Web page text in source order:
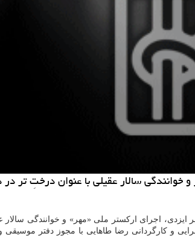
و خوانندگی سالار عقیلی با عنوان درختِ
و كارگردانی رضا طاهایی با مجوز دفتر موسیقی